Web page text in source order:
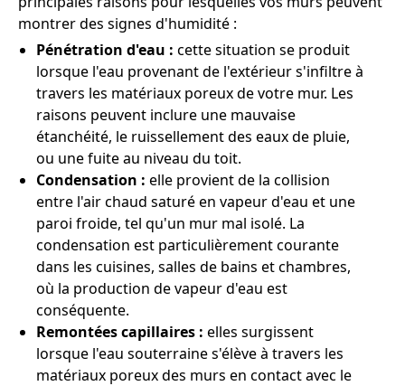
montrer des signes d'humidité :
Pénétration d'eau : cette situation se produit
lorsque l'eau provenant de l'extérieur s'infiltre à
travers les matériaux poreux de votre mur. Les
raisons peuvent inclure une mauvaise
étanchéité, le ruissellement des eaux de pluie,
ou une fuite au niveau du toit.
Condensation : elle provient de la collision
entre l'air chaud saturé en vapeur d'eau et une
paroi froide, tel qu'un mur mal isolé. La
condensation est particulièrement courante
dans les cuisines, salles de bains et chambres,
où la production de vapeur d'eau est
conséquente.
Remontées capillaires : elles surgissent
lorsque l'eau souterraine s'élève à travers les
matériaux poreux des murs en contact avec le